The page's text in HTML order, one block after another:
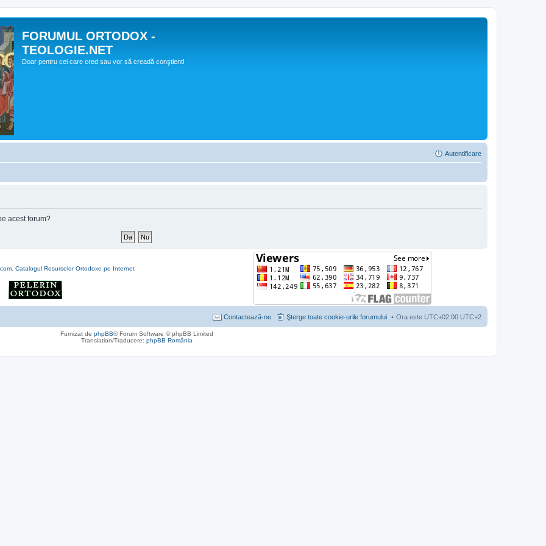
FORUMUL ORTODOX -
TEOLOGIE.NET
Doar pentru cei care cred sau vor să creadă conştient!
Autentificare
acest forum?
Ora este UTC+02:00 UTC+2
Şterge toate cookie-urile forumului
Contactează-ne
Furnizat de phpBB® Forum Software © phpBB Limited
Translation/Traducere: phpBB România